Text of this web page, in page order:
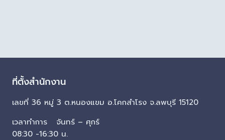
ที่ตั้งสำนักงาน
เลขที่ 36 หมู่ 3 ต.หนองแขม อ.โคกสำโรง จ.ลพบุรี 15120
เวลาทำการ จันทร์ – ศุกร์
08:30 -16:30 น.